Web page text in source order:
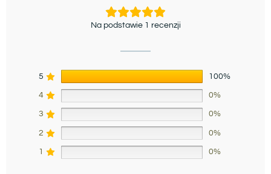
Na podstawie 1 recenzji
5 100%
4 0%
3 0%
2 0%
1 0%